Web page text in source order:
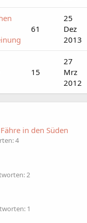
61
25
Dez
2013
15
27
Mrz
2012
in den Süden
4
2
1